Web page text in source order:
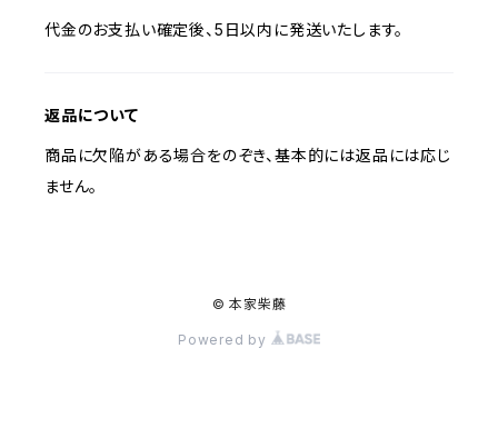
代金のお支払い確定後、5日以内に発送いたします。
返品について
商品に欠陥がある場合をのぞき、基本的には返品には応じ
ません。
© 本家柴藤
Powered by